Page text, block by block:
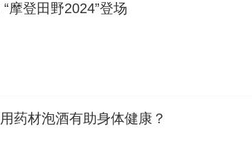
摩登田野2024”登场
药材泡酒有助身体健康？